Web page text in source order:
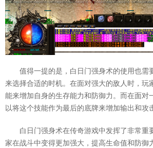
值得一提的是，白日门强身术的使用也需
来选择合适的时机。在面对强大的敌人时，玩
能来增加自身的生存能力和防御力。而在面对
以将这个技能作为最后的底牌来增加输出和攻
白日门强身术在传奇游戏中发挥了非常重
家在战斗中变得更加强大，提高生命值和防御